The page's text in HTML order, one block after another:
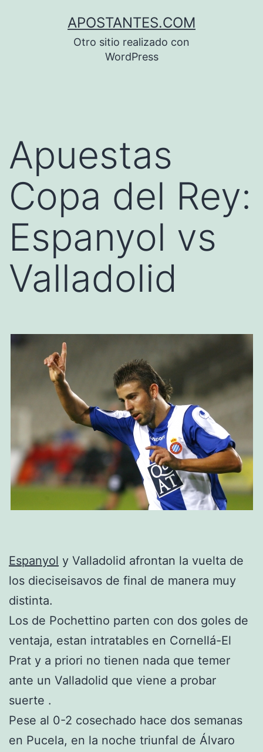
APOSTANTES.COM
Otro sitio realizado con
WordPress
Apuestas
Copa del Rey:
Espanyol vs
Valladolid
Espanyol y Valladolid afrontan la vuelta de
los dieciseisavos de final de manera muy
distinta.
Los de Pochettino parten con dos goles de
ventaja, estan intratables en Cornellá-El
Prat y a priori no tienen nada que temer
ante un Valladolid que viene a probar
suerte .
Pese al 0-2 cosechado hace dos semanas
en Pucela, en la noche triunfal de Álvaro